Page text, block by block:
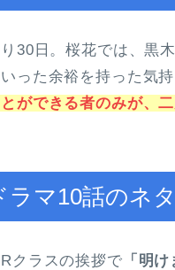
30日。桜花では、黒
った余裕を持った気
ができる者のみが、
ラマ10話のネ
クラスの挨拶で 「明